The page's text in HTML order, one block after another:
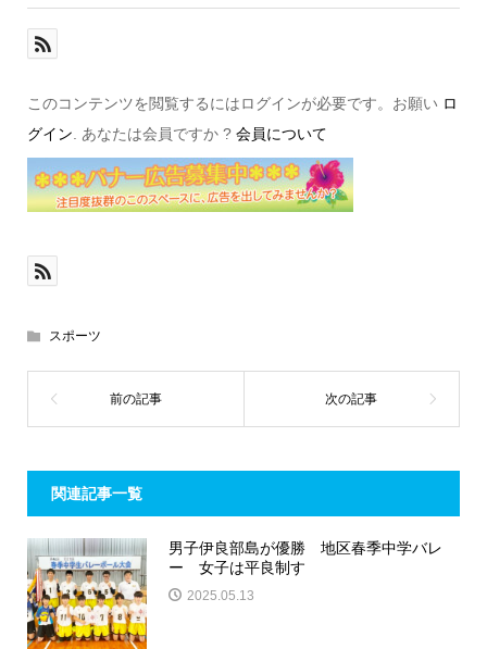
このコンテンツを閲覧するにはログインが必要です。お願い ロ
グイン . あなたは会員ですか ? 会員について
スポーツ
関連記事一覧
男子伊良部島が優勝 地区春季中学バレ
ー 女子は平良制す
2025.05.13